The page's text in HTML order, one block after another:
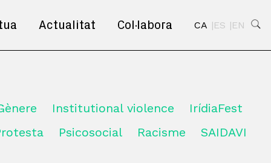
Actualitat Col·labora CA ES EN
Gènere Institutional violence
IrídiaFest
Protesta Psicosocial Racisme
SAIDAVI